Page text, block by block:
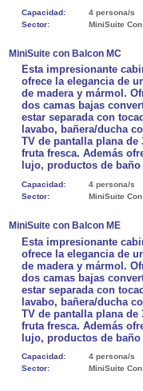
Capacidad:
4 persona/s
Sector:
MiniSuite
MiniSuite con Balcon MC
Esta impresionante
ofrece la elegancia de
de madera y mármol.
dos camas bajas
estar separada con
lavabo, bañera/ducha
TV de pantalla plana
fruta fresca. Además
lujo, productos de baño
Capacidad:
4 persona/s
Sector:
MiniSuite
MiniSuite con Balcon ME
Esta impresionante
ofrece la elegancia de
de madera y mármol.
dos camas bajas
estar separada con
lavabo, bañera/ducha
TV de pantalla plana
fruta fresca. Además
lujo, productos de baño
Capacidad:
4 persona/s
Sector:
MiniSuite